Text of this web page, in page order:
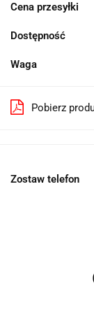
Cena przesyłki
Dostępność
Waga
Pobierz
Zostaw telefon